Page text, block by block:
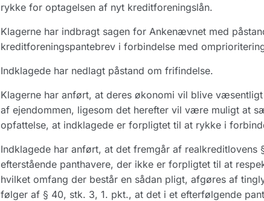
rykke for optagelsen af nyt kreditforeningslån.
Klagerne har indbragt sagen for Ankenævnet med
kreditforeningspantebrev i forbindelse med
Indklagede har nedlagt påstand om frifindelse.
Klagerne har anført, at deres økonomi vil blive
af ejendommen, ligesom det herefter vil være muligt at
opfattelse, at indklagede er forpligtet til at rykke i
Indklagede har anført, at det fremgår af realkreditlovens
efterstående panthavere, der ikke er forpligtet til at
hvilket omfang der består en sådan pligt, afgøres af
følger af § 40, stk. 3, 1. pkt., at det i et efterfølgende